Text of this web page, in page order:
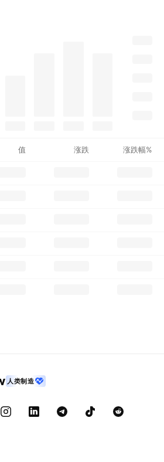
值 涨跌 涨跌幅%
人类制造